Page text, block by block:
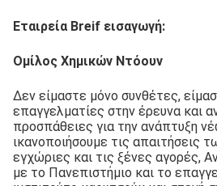
επαγγελματίες στην έρευνα και
προσπάθειες για την ανάπτυξη
ικανοποιήσουμε τις απαιτήσεις
εγχώριες και τις ξένες αγορές,
με το Πανεπιστήμιο και το
ινστιτούτο καουτσούκ και στενή